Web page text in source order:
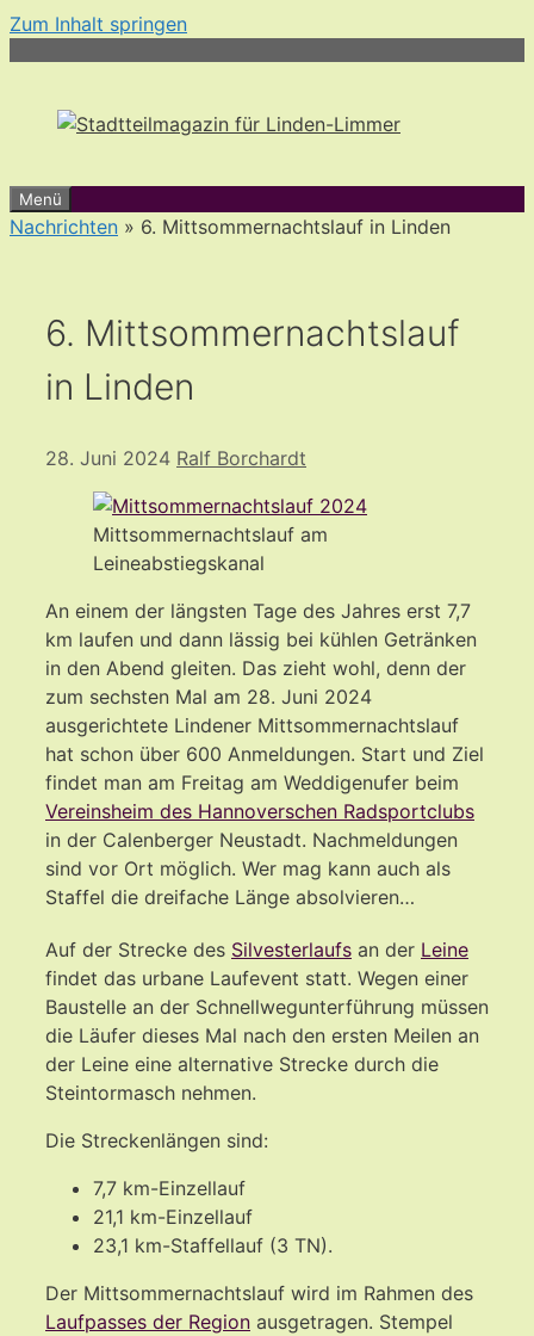
Zum Inhalt springen
Menü
Nachrichten » 6. Mittsommernachtslauf in Linden
6. Mittsommernachtslauf
in Linden
28. Juni 2024 Ralf Borchardt
Mittsommernachtslauf am
Leineabstiegskanal
An einem der längsten Tage des Jahres erst 7,7
km laufen und dann lässig bei kühlen Getränken
in den Abend gleiten. Das zieht wohl, denn der
zum sechsten Mal am 28. Juni 2024
ausgerichtete Lindener Mittsommernachtslauf
hat schon über 600 Anmeldungen. Start und Ziel
findet man am Freitag am Weddigenufer beim
Vereinsheim des Hannoverschen Radsportclubs
in der Calenberger Neustadt. Nachmeldungen
sind vor Ort möglich. Wer mag kann auch als
Staffel die dreifache Länge absolvieren…
Auf der Strecke des Silvesterlaufs an der Leine
findet das urbane Laufevent statt. Wegen einer
Baustelle an der Schnellwegunterführung müssen
die Läufer dieses Mal nach den ersten Meilen an
der Leine eine alternative Strecke durch die
Steintormasch nehmen.
Die Streckenlängen sind:
7,7 km-Einzellauf
21,1 km-Einzellauf
23,1 km-Staffellauf (3 TN).
Der Mittsommernachtslauf wird im Rahmen des
Laufpasses der Region ausgetragen. Stempel